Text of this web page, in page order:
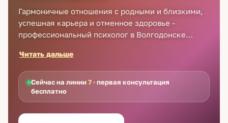
Гармоничные отношения с родными и близкими,
успешная карьера и отменное здоровье -
профессиональный психолог в Волгодонске
отличие от задушевных разговоров с подругами,
услуги психолога в Волгодонске бесценны.
Специалист объективен и непредвзят, поэтому
консультация психолога в Волгодонске поможет
осмыслить и проанализировать события, выбрать
оптимальную модель поведения. У нас Вы
Читать дальше
Сейчас на линии7 · первая консультация
бесплатно